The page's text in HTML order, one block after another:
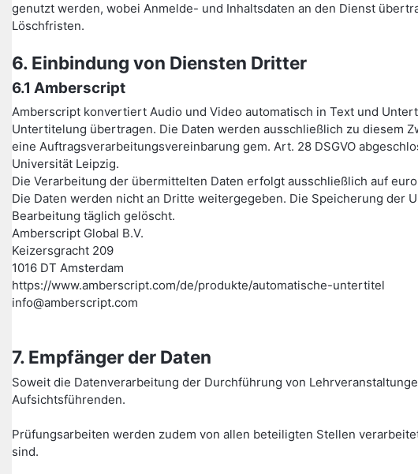
genutzt werden, wobei Anmelde- und Inhaltsdaten an den Dienst
Löschfristen.
6. Einbindung von Diensten Dritter
6.1 Amberscript
Amberscript konvertiert Audio und Video automatisch in Text und
Untertitelung übertragen. Die Daten werden ausschließlich zu diesem
eine Auftragsverarbeitungsvereinbarung gem. Art. 28 DSGVO
Universität Leipzig.
Die Verarbeitung der übermittelten Daten erfolgt ausschließlich auf
Die Daten werden nicht an Dritte weitergegeben. Die Speicherung der
Bearbeitung täglich gelöscht.
Amberscript Global B.V.
Keizersgracht 209
1016 DT Amsterdam
https://www.amberscript.com/de/produkte/automatische-untertitel
info@amberscript.com
7. Empfänger der Daten
Soweit die Datenverarbeitung der Durchführung von
Aufsichtsführenden.
Prüfungsarbeiten werden zudem von allen beteiligten Stellen
sind.